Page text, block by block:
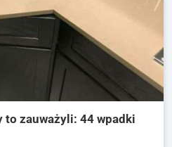
to zauważyli: 44 wpadki